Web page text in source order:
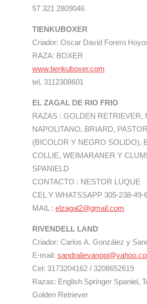
57 321 2809046
TIENKUBOXER
Criador: Oscar David Forero
RAZA: BOXER
www.tienkuboxer.com
tel. 3112308601
EL ZAGAL DE RIO FRIO
RAZAS : GOLDEN RETRIEVER,
NAPOLITANO, BRIARD,
(BICOLOR Y NEGRO SOLIDO),
COLLIE, WEIMARANER Y
SPANIELD
CONTACTO : NESTOR LUQUE
CEL Y WHATSSAPP 305-238-49-
MAIL : elzagal2@gmail.com
RIVENDELL LAND
Criador: Carlos A. González y
E-mail:
Cel: 3173204162 / 3208652619
Razas: English Springer Spaniel,
Golden Retriever